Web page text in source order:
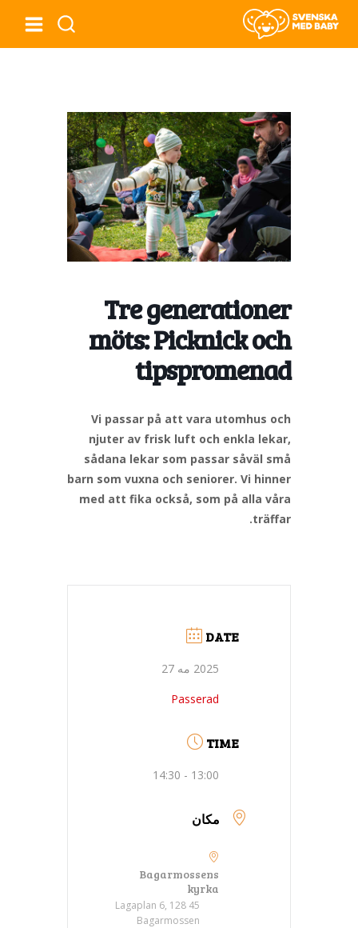
Tre generationer
möts: Picknick och
tipspromenad
Vi passar på att vara utomhus och
njuter av frisk luft och enkla lekar,
sådana lekar som passar såväl små
barn som vuxna och seniorer. Vi hinner
med att fika också, som på alla våra
träffar.
DATE
2025 مه 27
Passerad
TIME
13:00 - 14:30
مکان
Bagarmossens
kyrka
Lagaplan 6, 128 45
Bagarmossen